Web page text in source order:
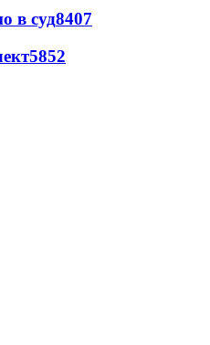
в суд8407
5852